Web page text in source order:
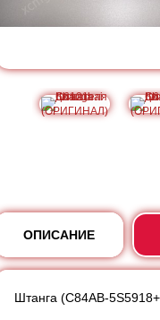
ОПИСАНИЕ
Штанга (C84AB-